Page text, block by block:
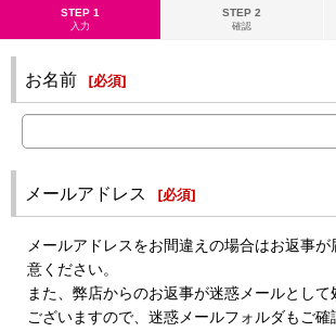
STEP 1
入力
STEP 2
確認
お名前 [必須]
メールアドレス [必須]
メールアドレスをお間違えの場合はお返事
意ください。
また、弊店からのお返事が迷惑メールとし
ございますので、迷惑メールフォルダもご確